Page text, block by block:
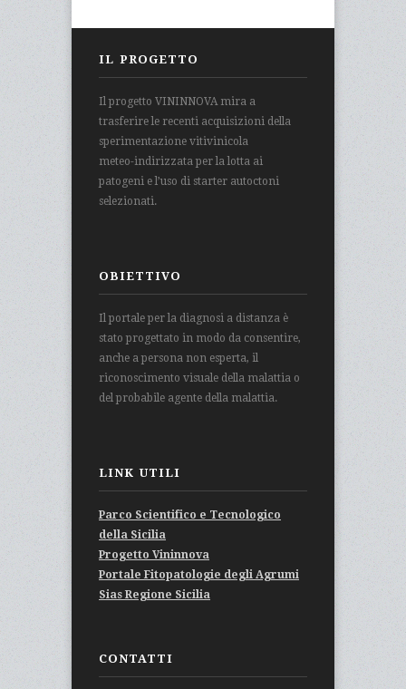
IL PROGETTO
Il progetto VININNOVA mira a
trasferire le recenti acquisizioni della
sperimentazione vitivinicola
meteo-indirizzata per la lotta ai
patogeni e l’uso di starter autoctoni
selezionati.
OBIETTIVO
Il portale per la diagnosi a distanza è
stato progettato in modo da consentire,
anche a persona non esperta, il
riconoscimento visuale della malattia o
del probabile agente della malattia.
LINK UTILI
Parco Scientifico e Tecnologico
della Sicilia
Progetto Vininnova
Portale Fitopatologie degli Agrumi
Sias Regione Sicilia
CONTATTI